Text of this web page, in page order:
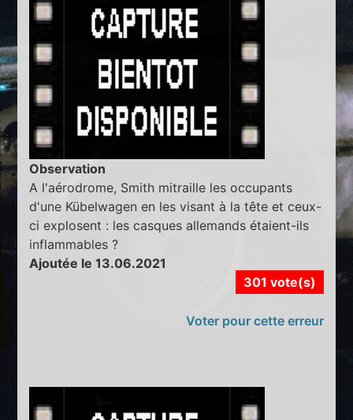
Observation
A l'aérodrome, Smith mitraille les occupants
d'une Kübelwagen en les visant à la tête et ceux-
ci explosent : les casques allemands étaient-ils
inflammables ?
Ajoutée le 13.06.2021
301 vote(s)
Voter pour cette erreur